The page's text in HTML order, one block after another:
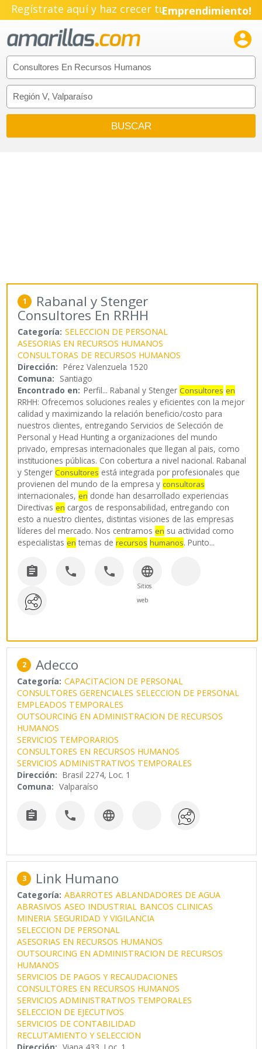
Regístrate aquí y haz crecer tuEmprendimiento!

1 Rabanal y Stenger
Consultores En RRHH
Categoría: SELECCION DE PERSONAL
ASESORIAS EN RECURSOS HUMANOS
CONSULTORAS DE RECURSOS HUMANOS
Dirección: Pérez Valenzuela 1520
Comuna: Santiago
Encontrado en: Perfil...Rabanal y Stenger Consultores en
RRHH: Ofrecemos soluciones reales y eficientes con la mejor
calidad y maximizando la relación beneficio/costo para
nuestros clientes, entregando Servicios de Selección de
Personal y Head Hunting a organizaciones del mundo
privado, empresas internacionales que llegan al pais, como
instituciones públicas. Con cobertura a nivel nacional. Rabanal
y Stenger Consultores está integrada por profesionales que
provienen del mundo de la empresa y consultoras
internacionales, en donde han desarrollado experiencias
Directivas en cargos de responsabilidad, entregando con
esto a nuestro clientes, distintas visiones de las empresas
líderes del mercado. Nos centramos en su actividad como
especialistas en temas derecursos humanos. Punto...
   
Sitios
web
2 Adecco
Categoría: CAPACITACION DE PERSONAL
CONSULTORES GERENCIALES SELECCION DE PERSONAL
EMPLEADOS TEMPORALES
OUTSOURCING EN ADMINISTRACION DE RECURSOS
HUMANOS
SERVICIOS TEMPORARIOS
CONSULTORES EN RECURSOS HUMANOS
SERVICIOS ADMINISTRATIVOS TEMPORALES
Dirección: Brasil 2274, Loc. 1
Comuna: Valparaíso
  
3 Link Humano
Categoría: ABARROTES ABLANDADORES DE AGUA
ABRASIVOS ASEO INDUSTRIAL BANCOS CLINICAS
MINERIA SEGURIDAD Y VIGILANCIA
SELECCION DE PERSONAL
ASESORIAS EN RECURSOS HUMANOS
OUTSOURCING EN ADMINISTRACION DE RECURSOS
HUMANOS
SERVICIOS DE PAGOS Y RECAUDACIONES
CONSULTORES EN RECURSOS HUMANOS
SERVICIOS ADMINISTRATIVOS TEMPORALES
SELECCION DE EJECUTIVOS
SERVICIOS DE CONTABILIDAD
RECLUTAMIENTO Y SELECCION